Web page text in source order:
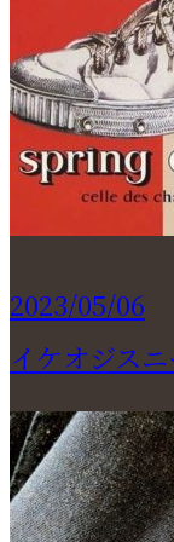
2023/05/06
イケオジス